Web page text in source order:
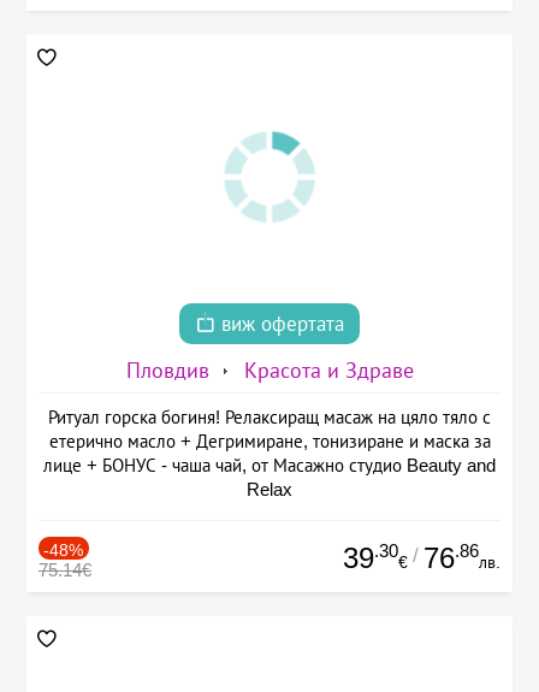
виж офертата
Пловдив Красота и Здраве
Ритуал горска богиня! Релаксиращ масаж на цяло тяло с
етерично масло + Дегримиране, тонизиране и маска за
лице + БОНУС - чаша чай, от Масажно студио Beauty and
Relax
-48%
75.14€ 39.30
€ / 76.86
лв.